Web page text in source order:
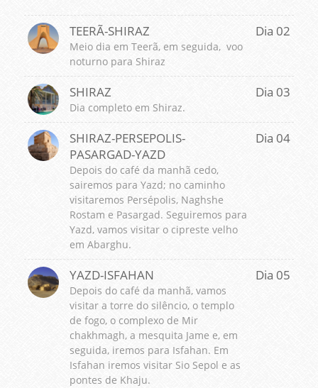
TEERÃ-SHIRAZ Dia 02
Meio dia em Teerã, em seguida, voo
noturno para Shiraz
SHIRAZ Dia 03
Dia completo em Shiraz.
SHIRAZ-PERSEPOLIS-
PASARGAD-YAZD
Dia 04
Depois do café da manhã cedo,
sairemos para Yazd; no caminho
visitaremos Persépolis, Naghshe
Rostam e Pasargad. Seguiremos para
Yazd, vamos visitar o cipreste velho
em Abarghu.
YAZD-ISFAHAN Dia 05
Depois do café da manhã, vamos
visitar a torre do silêncio, o templo
de fogo, o complexo de Mir
chakhmagh, a mesquita Jame e, em
seguida, iremos para Isfahan. Em
Isfahan iremos visitar Sio Sepol e as
pontes de Khaju.